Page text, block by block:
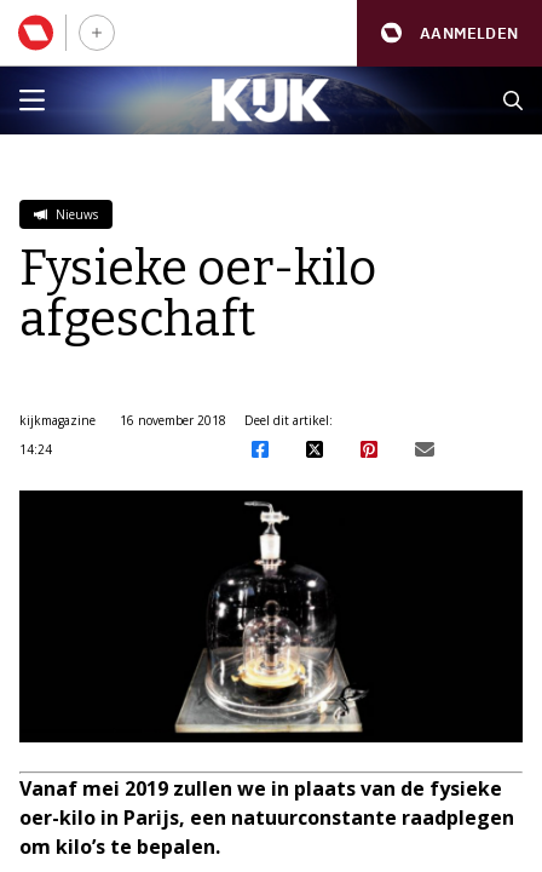
AANMELDEN
Nieuws
Fysieke oer-kilo
afgeschaft
kijkmagazine
16 november 2018
14:24
Deel dit artikel:
Vanaf mei 2019 zullen we in plaats van de fysieke
oer-kilo in Parijs, een natuurconstante raadplegen
om kilo’s te bepalen.